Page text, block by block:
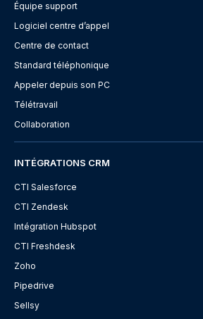
Équipe support
Logiciel centre d’appel
Centre de contact
Standard téléphonique
Appeler depuis son PC
Télétravail
Collaboration
INTÉGRATIONS CRM
CTI Salesforce
CTI Zendesk
Intégration Hubspot
CTI Freshdesk
Zoho
Pipedrive
Sellsy